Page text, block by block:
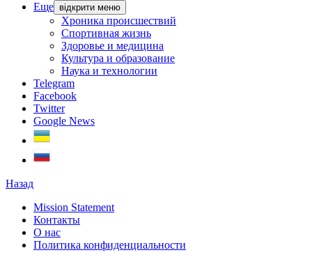
Еще відкрити меню
Хроника происшествий
Спортивная жизнь
Здоровье и медицина
Культура и образование
Наука и технологии
Telegram
Facebook
Twitter
Google News
Назад
Mission Statement
Контакты
О нас
Политика конфиденциальности